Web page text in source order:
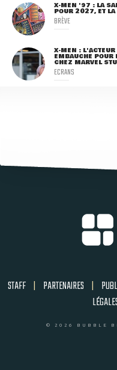
X-MEN '97 : LA
POUR 2027, ET
BRÈVE
X-MEN :
EMBAUCHÉ POUR
CHEZ MARVEL
ECRANS
STAFF | PARTENAIRES |
© 2026 BUBBLE